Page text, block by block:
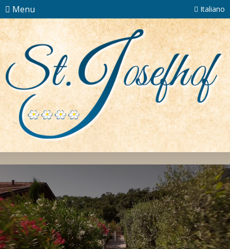
Menu Italiano